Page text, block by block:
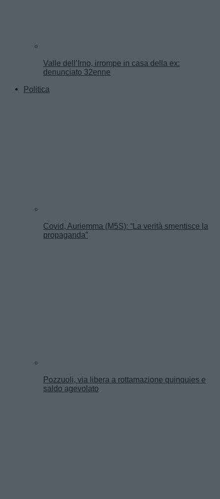
Valle dell’Irno, irrompe in casa della ex:
denunciato 32enne
Politica
Covid, Auriemma (M5S): “La verità smentisce la
propaganda”
Pozzuoli, via libera a rottamazione quinquies e
saldo agevolato